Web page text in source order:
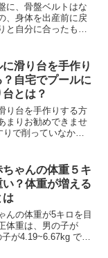
に、骨盤ベルトはな
、身体を出産前に戻
と自分に合ったもの
入した人のコメント
った...
滑り台を手作り
自宅でプールに
とは？
り台を手作りする方
まりお勧めできませ
で削っていなかか
怪我• DIYだと体重制
ゃんの体重５キ
？体重が増える
は
んの体重が5キロを目
体重は、男の子が
が4.19~6.67kg で